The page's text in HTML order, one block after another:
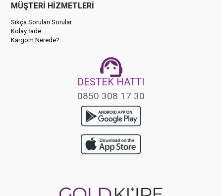
MÜŞTERİ HİZMETLERİ
Sıkça Sorulan Sorular
Kolay İade
Kargom Nerede?
DESTEK HATTI
0850 308 17 30